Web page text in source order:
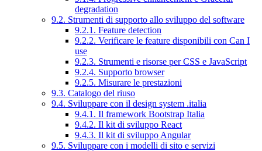
degradation
9.2. Strumenti di supporto allo sviluppo del software
9.2.1. Feature detection
9.2.2. Verificare le feature disponibili con Can I
use
9.2.3. Strumenti e risorse per CSS e JavaScript
9.2.4. Supporto browser
9.2.5. Misurare le prestazioni
9.3. Catalogo del riuso
9.4. Sviluppare con il design system .italia
9.4.1. Il framework Bootstrap Italia
9.4.2. Il kit di sviluppo React
9.4.3. Il kit di sviluppo Angular
9.5. Sviluppare con i modelli di sito e servizi